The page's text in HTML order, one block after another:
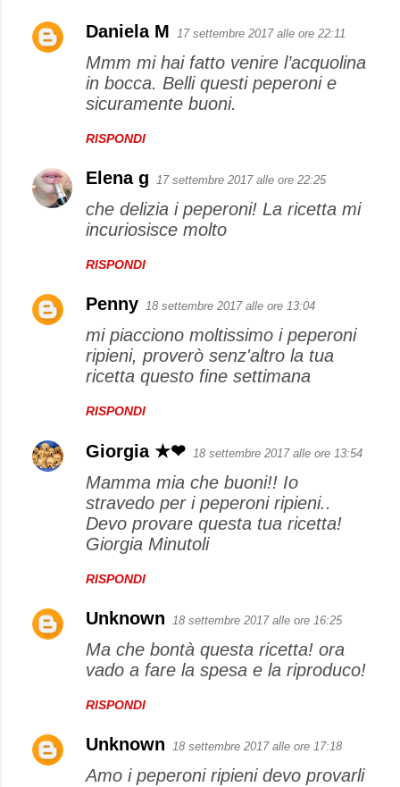
Daniela M 17 settembre 2017 alle ore 22:11
Mmm mi hai fatto venire l’acquolina
in bocca. Belli questi peperoni e
sicuramente buoni.
RISPONDI
Elena g 17 settembre 2017 alle ore 22:25
che delizia i peperoni! La ricetta mi
incuriosisce molto
RISPONDI
Penny 18 settembre 2017 alle ore 13:04
mi piacciono moltissimo i peperoni
ripieni, proverò senz'altro la tua
ricetta questo fine settimana
RISPONDI
Giorgia ★❤ 18 settembre 2017 alle ore 13:54
Mamma mia che buoni!! Io
stravedo per i peperoni ripieni..
Devo provare questa tua ricetta!
Giorgia Minutoli
RISPONDI
Unknown 18 settembre 2017 alle ore 16:25
Ma che bontà questa ricetta! ora
vado a fare la spesa e la riproduco!
RISPONDI
Unknown 18 settembre 2017 alle ore 17:18
Amo i peperoni ripieni devo provarli